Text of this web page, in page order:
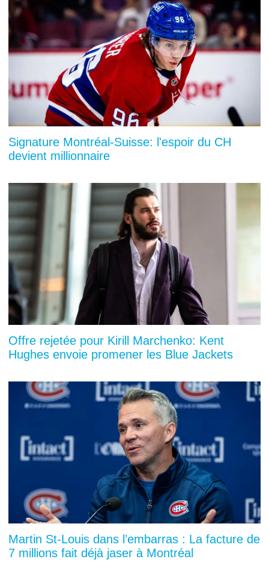
Signature Montréal-Suisse: l'espoir du CH
devient millionnaire
Offre rejetée pour Kirill Marchenko: Kent
Hughes envoie promener les Blue Jackets
Martin St-Louis dans l’embarras : La facture de
7 millions fait déjà jaser à Montréal